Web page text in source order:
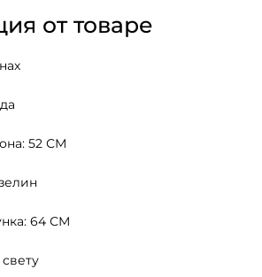
от товаре
52 СМ
64 СМ